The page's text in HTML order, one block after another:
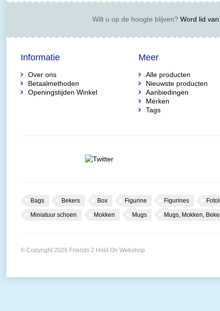
Wilt u op de hoogte blijven?Word lid van
Informatie
Over ons
Betaalmethoden
Openingstijden Winkel
Meer
Alle producten
Nieuwste producten
Aanbiedingen
Merken
Tags
Bags Bekers Box Figurine Figurines
Miniatuur schoen Mokken Mugs Mugs, Mokken,
© Copyright 2026 Friends 2 Hold On Webshop